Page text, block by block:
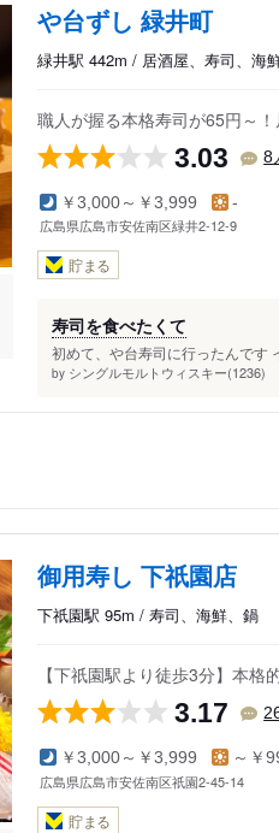
や台ずし 緑井町
緑井駅 442m / 居酒屋、寿司、海
職人が握る本格寿司が65円～
3.03 8
￥3,000～￥3,999
-
広島県広島市安佐南区緑井2-12-9
貯まる
寿司を食べたくて
初めて、や台寿司に行ったんです
by シングルモルトウィスキー(1236)
御用寿し 下祇園店
下祇園駅 95m / 寿司、海鮮、鍋
【下祇園駅より徒歩3分】本格
3.17
￥3,000～￥3,999
～￥
広島県広島市安佐南区祇園2-45-14
貯まる